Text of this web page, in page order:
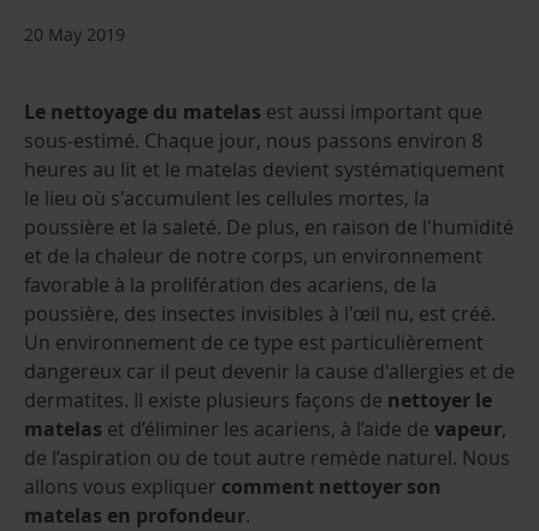
20 May 2019
Le nettoyage du matelas est aussi important que
sous-estimé. Chaque jour, nous passons environ 8
heures au lit et le matelas devient systématiquement
le lieu où s'accumulent les cellules mortes, la
poussière et la saleté. De plus, en raison de l'humidité
et de la chaleur de notre corps, un environnement
favorable à la prolifération des acariens, de la
poussière, des insectes invisibles à l'œil nu, est créé.
Un environnement de ce type est particulièrement
dangereux car il peut devenir la cause d'allergies et de
dermatites. Il existe plusieurs façons de nettoyer le
matelas et d’éliminer les acariens, à l’aide de vapeur,
de l’aspiration ou de tout autre remède naturel. Nous
allons vous expliquer comment nettoyer son
matelas en profondeur.